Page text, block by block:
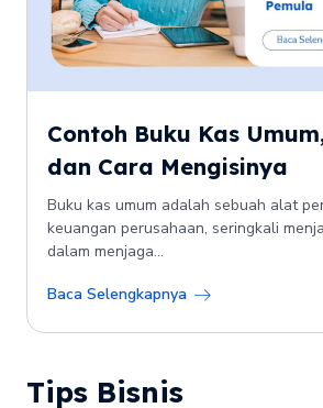
Contoh Buku Kas
dan Cara Mengisinya
Buku kas umum adalah sebuah alat
keuangan perusahaan, seringkali
dalam menjaga...
Baca Selengkapnya
Tips Bisnis